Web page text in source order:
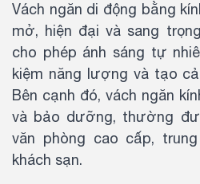
Vách ngăn di động bằng
mở, hiện đại và sang
cho phép ánh sáng tự
kiệm năng lượng và tạo
Bên cạnh đó, vách ngăn
và bảo dưỡng, thường
văn phòng cao cấp,
khách sạn.